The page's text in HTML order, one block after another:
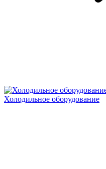
Холодильное оборудование